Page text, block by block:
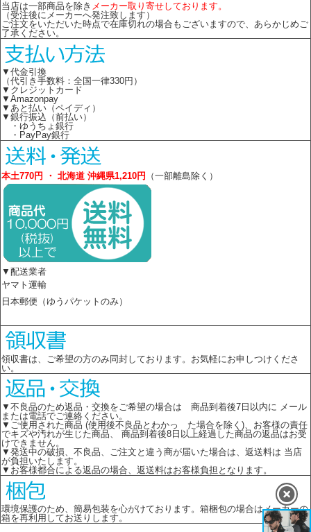
当店は一部商品を除き メーカー取り寄せしております。
（受注後にメーカーへ発注致します）
ご注文をいただいた時点で在庫切れの場合もございますので、あらかじめご
了承ください。
▼代金引換
（代引き手数料：全国一律330円）
▼クレジットカード
▼Amazonpay
▼あと払い（ペイディ）
▼銀行振込（前払い）
・ゆうちょ銀行
・PayPay銀行
本土770円 ・ 北海道 沖縄県1,210円 （一部離島除く）
▼配送業者
ヤマト運輸
日本郵便（ゆうパケットのみ）
領収書は、ご希望の方のみ同封しております。お気軽にお申しつけくださ
い。
▼不良品のため返品・交換をご希望の場合は 商品到着後7日以内に メール
または電話でご連絡ください。
▼ご使用された商品 (使用後不良品とわかっ た場合を除く)、お客様の責任
でキズや汚れが生じた商品、 商品到着後8日以上経過した商品の返品はお受
けできません。
▼発送中の破損、不良品、ご注文と違う商が届いた場合は、返送料は 当店
が負担いたします。
▼お客様都合による返品の場合、返送料はお客様負担となります。
環境保護のため、簡易包装を心がけております。箱梱包の場合はメーカーの
箱を再利用してお送りします。